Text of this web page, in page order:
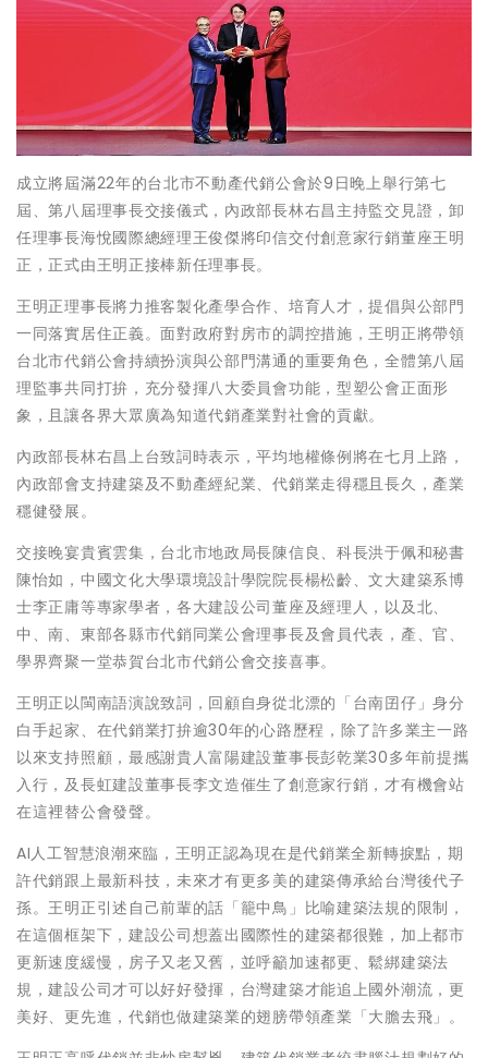
成立將屆滿22年的台北市不動產代銷公會於9日晚上舉行第七
屆、第八屆理事長交接儀式，內政部長林右昌主持監交見證，卸
任理事長海悅國際總經理王俊傑將印信交付創意家行銷董座王明
正，正式由王明正接棒新任理事長。
王明正理事長將力推客製化產學合作、培育人才，提倡與公部門
一同落實居住正義。面對政府對房市的調控措施，王明正將帶領
台北市代銷公會持續扮演與公部門溝通的重要角色，全體第八屆
理監事共同打拚，充分發揮八大委員會功能，型塑公會正面形
象，且讓各界大眾廣為知道代銷產業對社會的貢獻。
內政部長林右昌上台致詞時表示，平均地權條例將在七月上路，
內政部會支持建築及不動產經紀業、代銷業走得穩且長久，產業
穩健發展。
交接晚宴貴賓雲集，台北市地政局長陳信良、科長洪于佩和秘書
陳怡如，中國文化大學環境設計學院院長楊松齡、文大建築系博
士李正庸等專家學者，各大建設公司董座及經理人，以及北、
中、南、東部各縣市代銷同業公會理事長及會員代表，產、官、
學界齊聚一堂恭賀台北市代銷公會交接喜事。
王明正以閩南語演說致詞，回顧自身從北漂的「台南囝仔」身分
白手起家、在代銷業打拚逾30年的心路歷程，除了許多業主一路
以來支持照顧，最感謝貴人富陽建設董事長彭乾業30多年前提攜
入行，及長虹建設董事長李文造催生了創意家行銷，才有機會站
在這裡替公會發聲。
AI人工智慧浪潮來臨，王明正認為現在是代銷業全新轉捩點，期
許代銷跟上最新科技，未來才有更多美的建築傳承給台灣後代子
孫。王明正引述自己前輩的話「籠中鳥」比喻建築法規的限制，
在這個框架下，建設公司想蓋出國際性的建築都很難，加上都市
更新速度緩慢，房子又老又舊，並呼籲加速都更、鬆綁建築法
規，建設公司才可以好好發揮，台灣建築才能追上國外潮流，更
美好、更先進，代銷也做建築業的翅膀帶領產業「大膽去飛」。